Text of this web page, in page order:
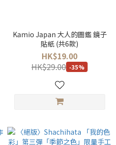
Kamio Japan 大人的圖鑑 鏡子
貼紙 (共6款)
HK$19.00
HK$29.00 -35%